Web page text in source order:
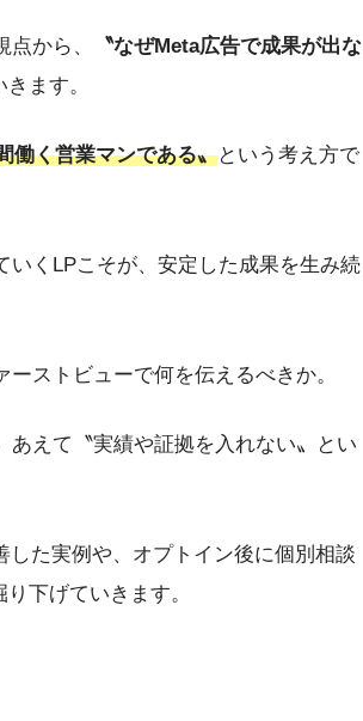
から、
〝なぜMeta広告で成果が出な
ます。
働く営業マンである〟という考え方で
くLPこそが、安定した成果を生み続
ストビューで何を伝えるべきか。
あえて〝実績や証拠を入れない〟とい
した実例や、オプトイン後に個別相談
下げていきます。